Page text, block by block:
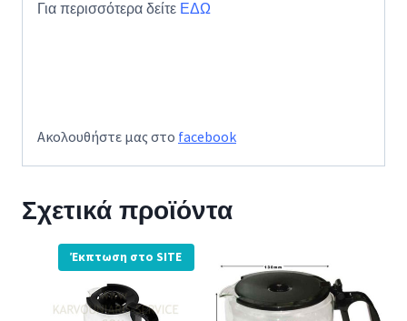
Για περισσότερα δείτε ΕΔΩ
Ακολουθήστε μας στο facebook
Σχετικά προϊόντα
Έκπτωση στο SITE